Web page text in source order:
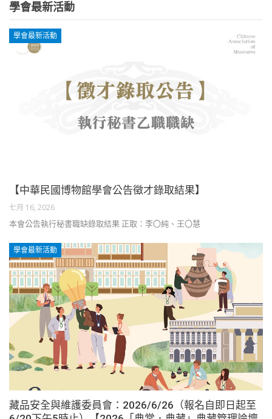
學會最新活動
學會最新活動
【中華民國博物館學會公告徵才錄取結果】
七月 16, 2026
本會公告執行秘書職缺錄取結果 正取：李〇純、王〇慧
學會最新活動
藏品安全與維護委員會：2026/6/26（報名自即日起至